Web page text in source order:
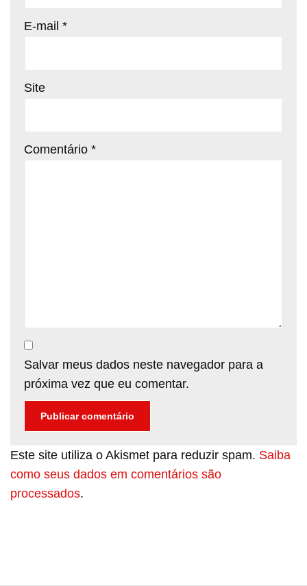
E-mail *
Site
Comentário *
Salvar meus dados neste navegador para a
próxima vez que eu comentar.
Este site utiliza o Akismet para reduzir spam. Saiba
como seus dados em comentários são
processados.